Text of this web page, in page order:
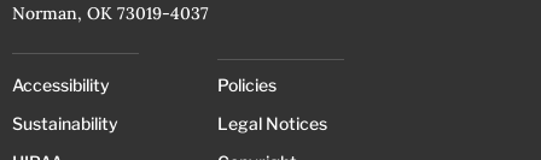
Norman, OK 73019-4037
Accessibility
Sustainability
Policies
Legal Notices